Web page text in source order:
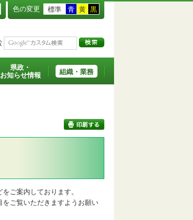
色の変更 標準 青 黄 黒
県政・
お知らせ情報
組織・業務
ご案内しております。
ご覧いただきますようお願い